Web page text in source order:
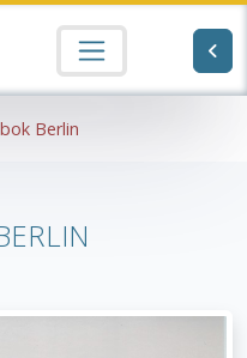
Berlin